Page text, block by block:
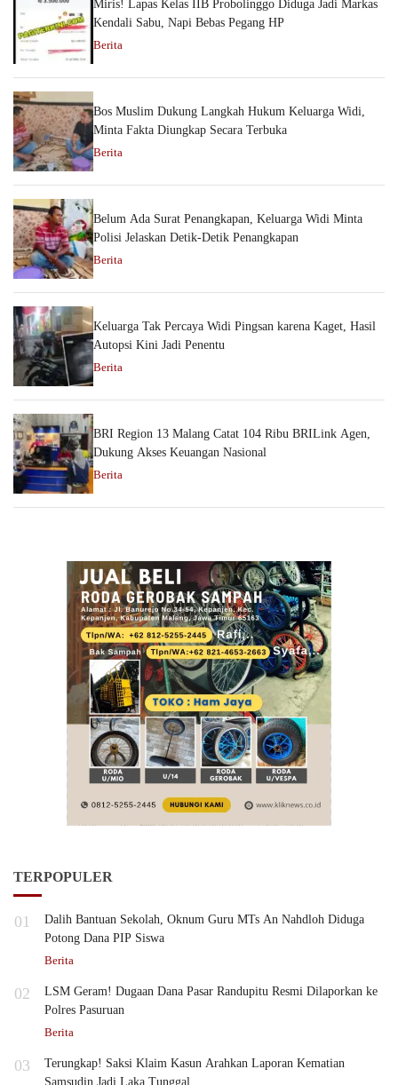
Miris! Lapas Kelas IIB Probolinggo Diduga Jadi Markas
Kendali Sabu, Napi Bebas Pegang HP
Berita
Bos Muslim Dukung Langkah Hukum Keluarga Widi,
Minta Fakta Diungkap Secara Terbuka
Berita
Belum Ada Surat Penangkapan, Keluarga Widi Minta
Polisi Jelaskan Detik-Detik Penangkapan
Berita
Keluarga Tak Percaya Widi Pingsan karena Kaget, Hasil
Autopsi Kini Jadi Penentu
Berita
BRI Region 13 Malang Catat 104 Ribu BRILink Agen,
Dukung Akses Keuangan Nasional
Berita
TERPOPULER
01
Dalih Bantuan Sekolah, Oknum Guru MTs An Nahdloh Diduga
Potong Dana PIP Siswa
Berita
02
LSM Geram! Dugaan Dana Pasar Randupitu Resmi Dilaporkan ke
Polres Pasuruan
Berita
03
Terungkap! Saksi Klaim Kasun Arahkan Laporan Kematian
Samsudin Jadi Laka Tunggal